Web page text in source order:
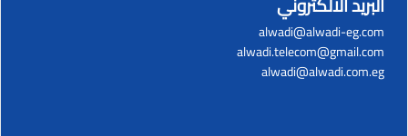
alwadi@alwadi-eg.com
alwadi.telecom@gmail.com
alwadi@alwadi.com.eg